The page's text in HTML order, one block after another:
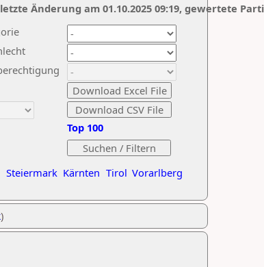
Steiermark Kärnten Tirol Vorarlberg
Top 100
letzte Änderung am 01.10.2025 09:19, gewertete
)